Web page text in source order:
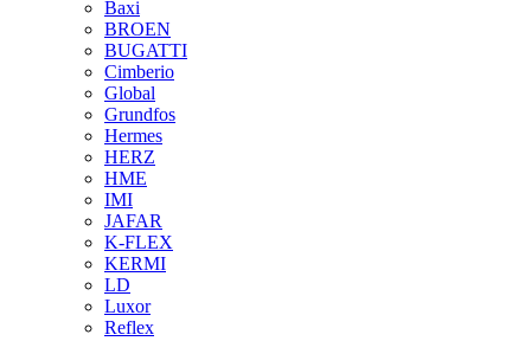
Baxi
BROEN
BUGATTI
Cimberio
Global
Grundfos
Hermes
HERZ
HME
IMI
JAFAR
K-FLEX
KERMI
LD
Luxor
Reflex